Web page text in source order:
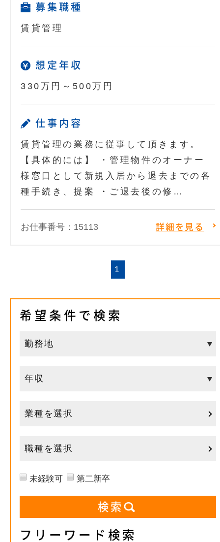
募集職種
賃貸管理
想定年収
330万円～500万円
仕事内容
賃貸管理の業務に従事して頂きます。
【具体的には】 ・管理物件のオーナー
様窓口として新規入居から退去までの各
種手続き、提案 ・ご退去後の修…
お仕事番号：15113 詳細を見る
1
希望条件で検索
業種を選択
職種を選択
未経験可 第二新卒
フリーワード検索